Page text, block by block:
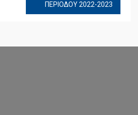
ΠΕΡΙΟΔΟΥ 2022-2023